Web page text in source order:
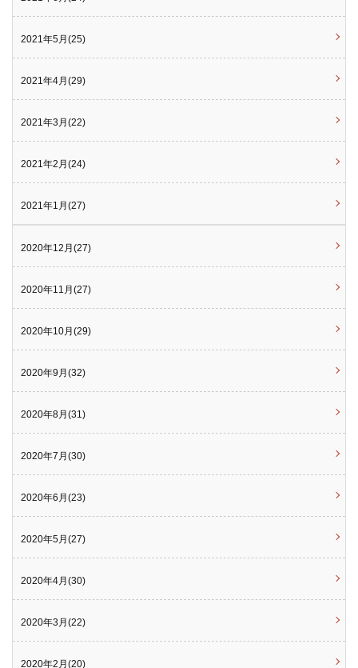
2021年5月(25)
2021年4月(29)
2021年3月(22)
2021年2月(24)
2021年1月(27)
2020年12月(27)
2020年11月(27)
2020年10月(29)
2020年9月(32)
2020年8月(31)
2020年7月(30)
2020年6月(23)
2020年5月(27)
2020年4月(30)
2020年3月(22)
2020年2月(20)